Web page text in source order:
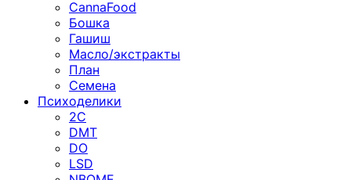
CannaFood
Бошка
Гашиш
Масло/экстракты
План
Семена
Психоделики
2C
DMT
DO
LSD